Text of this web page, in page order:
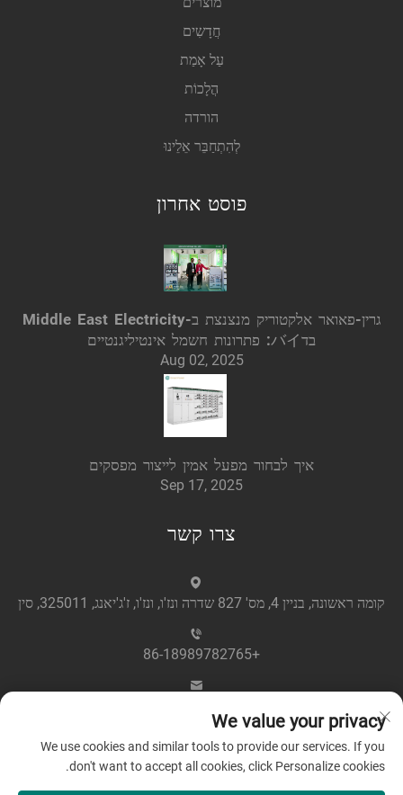
חֲדָשִים
עַל אָמַת
הֲלָכוֹת
הורדה
לְהִתְחַבֵּר אֵלֵינוּ
פוסט אחרון
גרין-פאואר אלקטוריק מנצנצת ב-Middle East Electricity
בדバイ: פתרונות חשמל אינטיליגנטיים
Aug 02, 2025
איך לבחור מפעל אמין לייצור מפסקים
Sep 17, 2025
צרו קשר
קומה ראשונה, בניין 4, מס' 827 שדרה ונז'ו, ונז'ו, ז'ג'יאנג, 325011, סין
+86-18989782765
We value your privacy
We use cookies and similar tools to provide our services. If you
don't want to accept all cookies, click Personalize cookies.